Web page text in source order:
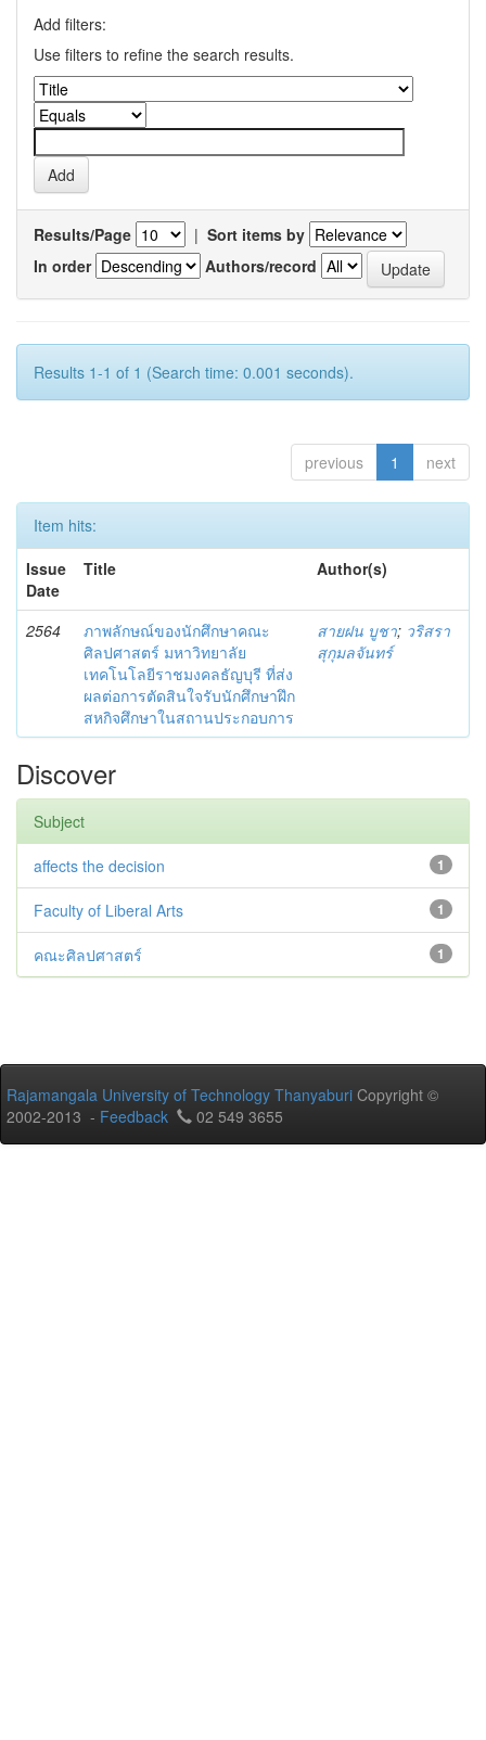
Add filters:
Use filters to refine the search results.
Results/Page | Sort items by
In order
Authors/record
Results 1-1 of 1 (Search time: 0.001 seconds).
previous 1 next
Item hits:
Issue
Date
Title Author(s)
2564
ภาพลักษณ์ของนักศึกษาคณะ
ศิลปศาสตร์ มหาวิทยาลัย
เทคโนโลยีราชมงคลธัญบุรี ที่ส่ง
ผลต่อการตัดสินใจรับนักศึกษาฝึก
สหกิจศึกษาในสถานประกอบการ
สายฝน บูชา; วริสรา
สุกุมลจันทร์
Discover
Subject
1
affects the decision
1
Faculty of Liberal Arts
1
คณะศิลปศาสตร์
Rajamangala University of Technology Thanyaburi Copyright ©
2002-2013 - Feedback 02 549 3655